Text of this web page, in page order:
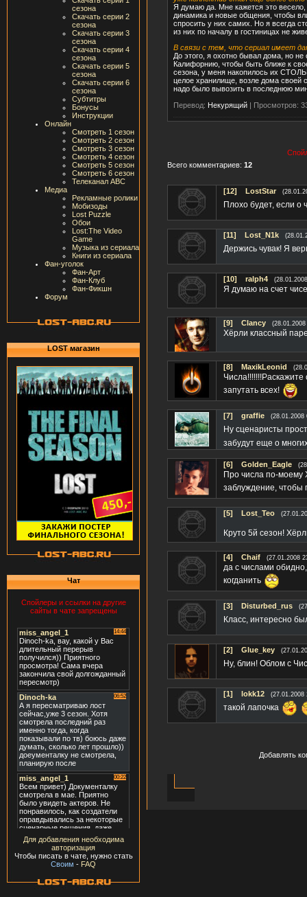
сезона
Скачать серии 2
сезона
Скачать серии 3
сезона
Скачать серии 4
сезона
Скачать серии 5
сезона
Скачать серии 6
сезона
Субтитры
Бонусы
Инструкции
Онлайн
Смотреть 1 сезон
Смотреть 2 сезон
Смотреть 3 сезон
Смотреть 4 сезон
Смотреть 5 сезон
Смотреть 6 сезон
Телеканал ABC
Медиа
Рекламные ролики
Мобизоды
Lost Puzzle
Обои
Lost:The Video
Game
Музыка из сериала
Книги из сериала
Фан-уголок
Фан-Арт
Фан-Клуб
Фан-Фикшн
Форум
LOST магазин
Чат
Спойлеры и ссылки на другие
сайты в чате запрещены
Для добавления необходима
авторизация
Чтобы писать в чате, нужно стать
Своим - FAQ
Я думаю да. Мне кажется это
динамика и новые общения, чтобы
спросить у них самих. Но я всегда
из них по началу в гостиницах не
В связи с тем, что сериал имеет
До этого, я охотно бывал дома, но
Калифорнию, чтобы быть ближе к
сезона, у меня накопилось их
целое хранилище, возле дома своей
надо было вывозить в последнюю
Перевод: Некурящий | Просмотров:
Всего комментариев: 12
[12] LostStar
Плохо будет, если о
[11] Lost_N1k
Держись чувак! Я
[10] ralph4
Я думаю на счет
[9] Clancy (28.01.2008
Хёрли классный
[8] MaxikLeonid
Числа!!!!!!!Раскажите
запутать всех!
[7] graffie (28.01.2008
Ну сценаристы
забудут еще о
[6] Golden_Eagle
Про числа по-моему
заблуждение, чтобы
[5] Lost_Teo
Круто 5й сезон!
[4] Chaif (27.01.2008
да с числами
когданить
[3] Disturbed_rus
Класс, интересно
[2] Glue_key
Ну, блин! Облом с
[1] lokk12 (27.01.2008
такой лапочка
Добавлять